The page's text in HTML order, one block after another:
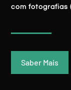
com fotografias
Saber Mais